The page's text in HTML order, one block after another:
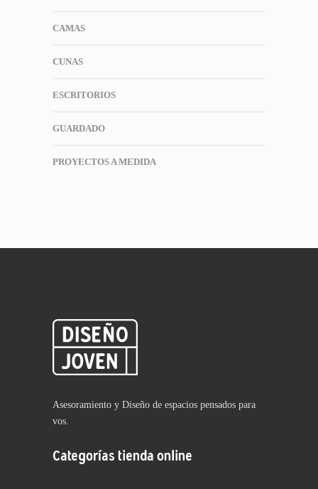
CAMAS
CUNAS
ESCRITORIOS
GUARDADO
PROYECTOS A MEDIDA
Asesoramiento y Diseño de espacios pensados para
vos.
Categorías tienda online